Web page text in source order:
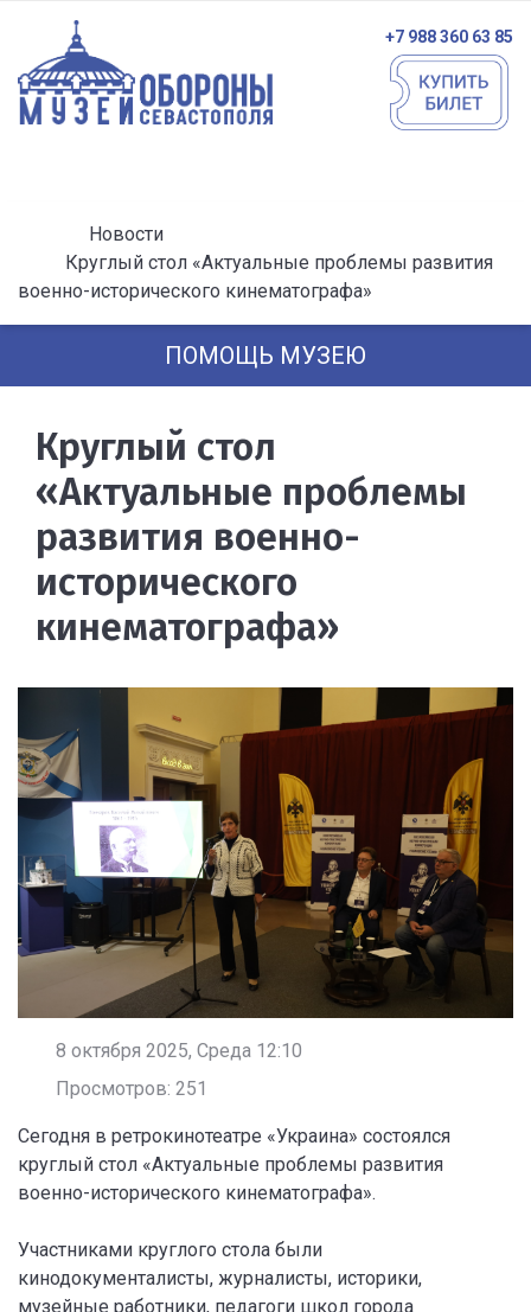
+7 988 360 63 85
Новости
Круглый стол «Актуальные проблемы развития
военно-исторического кинематографа»
ПОМОЩЬ МУЗЕЮ
Круглый стол
«Актуальные проблемы
развития военно-
исторического
кинематографа»
8 октября 2025, Среда 12:10
Просмотров: 251
Сегодня в ретрокинотеатре «Украина» состоялся
круглый стол «Актуальные проблемы развития
военно-исторического кинематографа».
Участниками круглого стола были
кинодокументалисты, журналисты, историки,
музейные работники, педагоги школ города